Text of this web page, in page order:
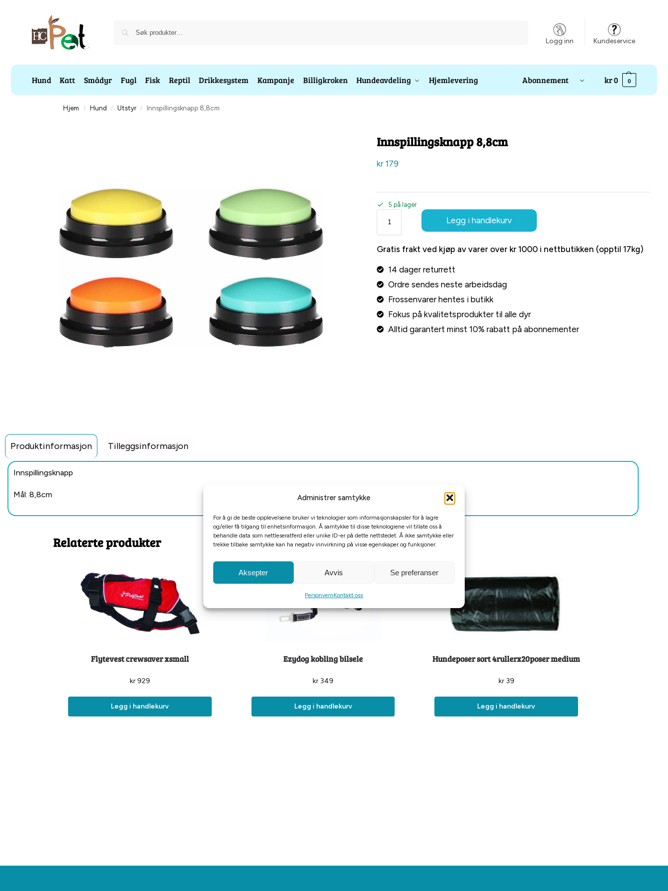
Administrer samtykke
For å gi de beste opplevelsene bruker vi teknologier som informasjonskapsler for å lagre
og/eller få tilgang til enhetsinformasjon. Å samtykke til disse teknologiene vil tillate oss å
behandle data som nettleseratferd eller unike ID-er på dette nettstedet. Å ikke samtykke eller
trekke tilbake samtykke kan ha negativ innvirkning på visse egenskaper og funksjoner.
Aksepter Avvis Se preferanser
PersonvernKontakt oss
Logg inn Kundeservice
Hund Katt Smådyr Fugl Fisk Reptil Drikkesystem Kampanje Billigkroken Hundeavdeling Hjemlevering Abonnement kr0 0
Hjem / Hund / Utstyr / Innspillingsknapp 8,8cm
Innspillingsknapp 8,8cm
kr179
5 på lager
Legg i handlekurv
Gratis frakt ved kjøp av varer over kr 1000 i nettbutikken (opptil 17kg)
14 dager returrett
Ordre sendes neste arbeidsdag
Frossenvarer hentes i butikk
Fokus på kvalitetsprodukter til alle dyr
Alltid garantert minst 10% rabatt på abonnementer
Produktinformasjon Tilleggsinformasjon
Innspillingsknapp
Mål: 8,8cm
Relaterte produkter
Flytevest crewsaver xsmall
kr929
Legg i handlekurv
Ezydog kobling bilsele
kr 349
Legg i handlekurv
Hundeposer sort 4rullerx20poser medium
kr39
Legg i handlekurv